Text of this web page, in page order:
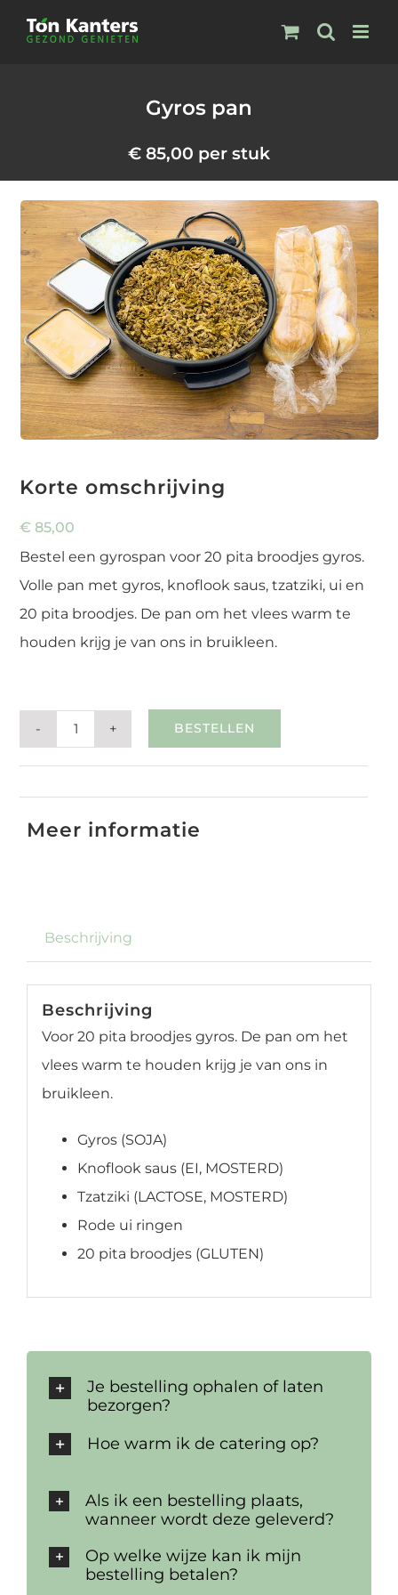
naar
Gyros pan
€ 85,00 per stuk
Korte omschrijving
€ 85,00
Bestel een gyrospan voor 20 pita broodjes gyros.
Volle pan met gyros, knoflook saus, tzatziki, ui en
20 pita broodjes. De pan om het vlees warm te
houden krijg je van ons in bruikleen.
pan
aantal
BESTELLEN
Meer informatie
Beschrijving
Beschrijving
Voor 20 pita broodjes gyros. De pan om het
vlees warm te houden krijg je van ons in
bruikleen.
Gyros (SOJA)
Knoflook saus (EI, MOSTERD)
Tzatziki (LACTOSE, MOSTERD)
Rode ui ringen
20 pita broodjes (GLUTEN)
Je bestelling ophalen of laten
bezorgen?
Hoe warm ik de catering op?
Als ik een bestelling plaats,
wanneer wordt deze geleverd?
Op welke wijze kan ik mijn
bestelling betalen?